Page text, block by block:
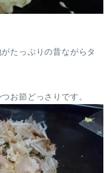
たっぷりの昔ながらタ
お節どっさりです。